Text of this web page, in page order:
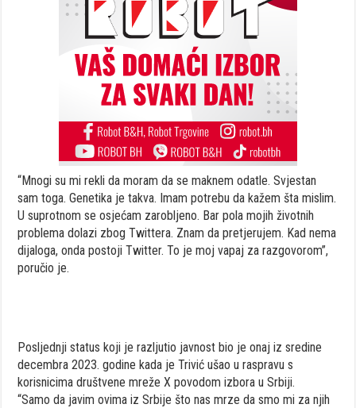
“Mnogi su mi rekli da moram da se maknem odatle. Svjestan
sam toga. Genetika je takva. Imam potrebu da kažem šta mislim.
U suprotnom se osjećam zarobljeno. Bar pola mojih životnih
problema dolazi zbog Twittera. Znam da pretjerujem. Kad nema
dijaloga, onda postoji Twitter. To je moj vapaj za razgovorom”,
poručio je.
Posljednji status koji je razljutio javnost bio je onaj iz sredine
decembra 2023. godine kada je Trivić ušao u raspravu s
korisnicima društvene mreže X povodom izbora u Srbiji.
“Samo da javim ovima iz Srbije što nas mrze da smo mi za njih